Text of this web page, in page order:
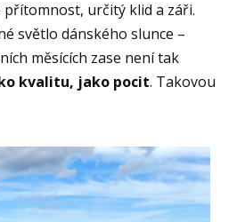
přítomnost, určitý klid a záři.
světlo dánského slunce –
měsících zase není tak
kvalitu, jako pocit. Takovou